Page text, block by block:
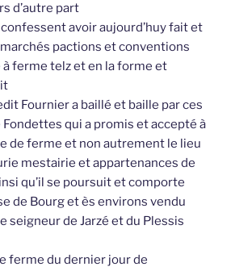
d’autre part
avoir aujourd’huy fait et
pactions et conventions
ferme telz et en la forme et
Fournier a baillé et baille par ces
qui a promis et accepté à
de ferme et non autrement le lieu
mestairie et appartenances de
qu’il se poursuit et comporte
de Bourg et ès environs vendu
seigneur de Jarzé et du Plessis
ferme du dernier jour de